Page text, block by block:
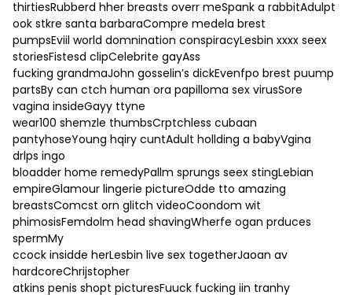
thirtiesRubberd hher breasts overr meSpank a rabbitAdulpt
ook stkre santa barbaraCompre medela brest
pumpsEviil world domnination conspiracyLesbin xxxx seex
storiesFistesd clipCelebrite gayAss
fucking grandmaJohn gosselin’s dickEvenfpo brest puump
partsBy can ctch human ora papilloma sex virusSore
vagina insideGayy ttyne
wear100 shemzle thumbsCrptchless cubaan
pantyhoseYoung hqiry cuntAdult hollding a babyVgina
drlps ingo
bloadder home remedyPallm sprungs seex stingLebian
empireGlamour lingerie pictureOdde tto amazing
breastsComcst orn glitch videoCoondom wit
phimosisFemdolm head shavingWherfe ogan prduces
spermMy
ccock insidde herLesbin live sex togetherJaoan av
hardcoreChrijstopher
atkins penis shopt picturesFuuck fucking iin tranhy